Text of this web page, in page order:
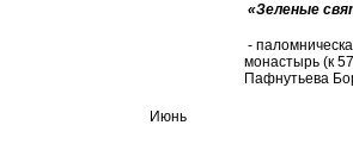
Июнь
«Зеленые
-
монастырь (к
Пафнутьева